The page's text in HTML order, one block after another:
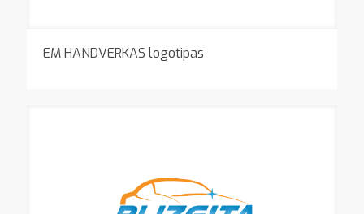
EM HANDVERKAS logotipas